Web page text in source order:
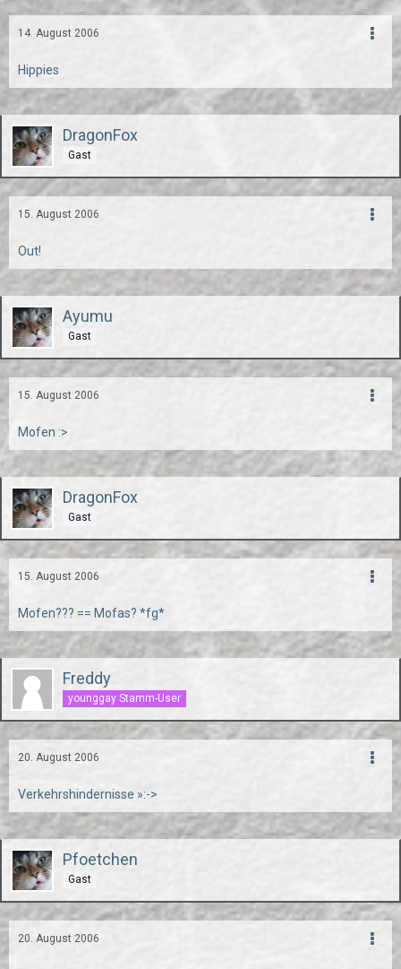
14. August 2006
Hippies
DragonFox
Gast
15. August 2006
Out!
Ayumu
Gast
15. August 2006
Mofen :>
DragonFox
Gast
15. August 2006
Mofen??? == Mofas? *fg*
Freddy
younggay Stamm-User
20. August 2006
Verkehrshindernisse »:->
Pfoetchen
Gast
20. August 2006